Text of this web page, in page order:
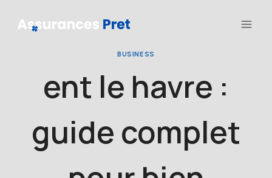
BUSINESS
ent le havre :
guide complet